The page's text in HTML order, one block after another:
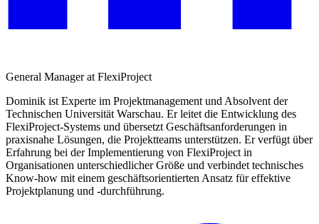
General Manager at FlexiProject
Dominik ist Experte im Projektmanagement und Absolvent der
Technischen Universität Warschau. Er leitet die Entwicklung des
FlexiProject-Systems und übersetzt Geschäftsanforderungen in
praxisnahe Lösungen, die Projektteams unterstützen. Er verfügt über
Erfahrung bei der Implementierung von FlexiProject in
Organisationen unterschiedlicher Größe und verbindet technisches
Know-how mit einem geschäftsorientierten Ansatz für effektive
Projektplanung und -durchführung.